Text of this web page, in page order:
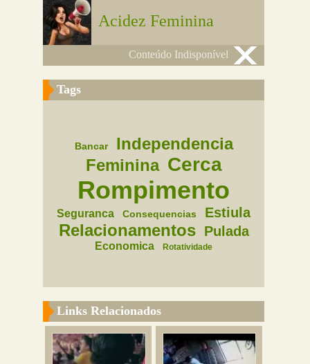
Acidez Feminina
Conteúdo Indisponível
Tags
Bancar
Independencia
Feminina Cerca
Rompimento
Seguranca Consequencias Estiula
Relacionamentos Pulada
Economica Rotatividade
Links Relacionados